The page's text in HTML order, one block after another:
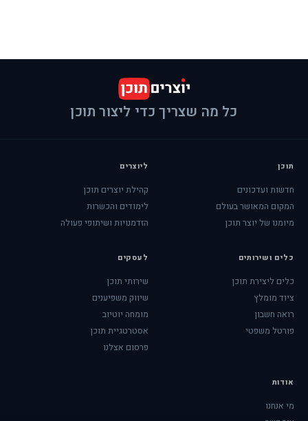
כל מה שצריך כדי ליצור תוכן
תוכן
חדשות ועדכונים
המקום המאושר בעולם
מיומנו של יוצר תוכן
ליוצרים
קהילת יוצרים תוכן
לימודים והכשרות
הזדמנויות ושיתופי פעולה
כלים ושירותים
כלים ליצירת תוכן
ציוד מומלץ
רואה חשבון
פורטל משפטי
לעסקים
שירותי תוכן
שיווק משפיענים
מומחה יוטיוב
אסטרטגיית תוכן
פרסום אצלנו
אודות
מי אנחנו